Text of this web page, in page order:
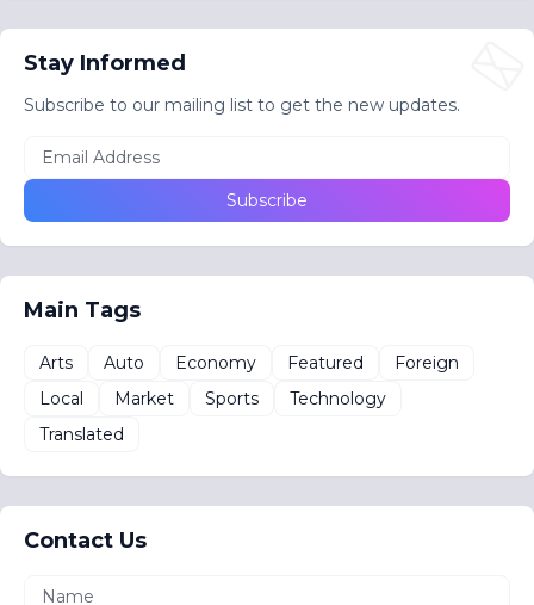
Stay Informed
Subscribe to our mailing list to get the new updates.
Main Tags
Arts Auto Economy Featured
Foreign
Local
Market Sports
Technology
Translated
Contact Us